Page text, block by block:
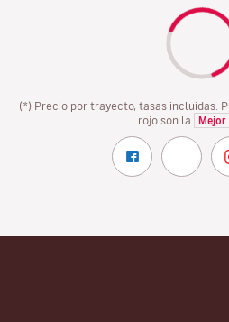
(*) Precio por trayecto, tasas incluidas.
rojo son la